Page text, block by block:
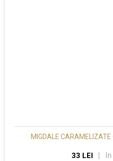
MIGDALE CARAMELIZATE
33 LEI